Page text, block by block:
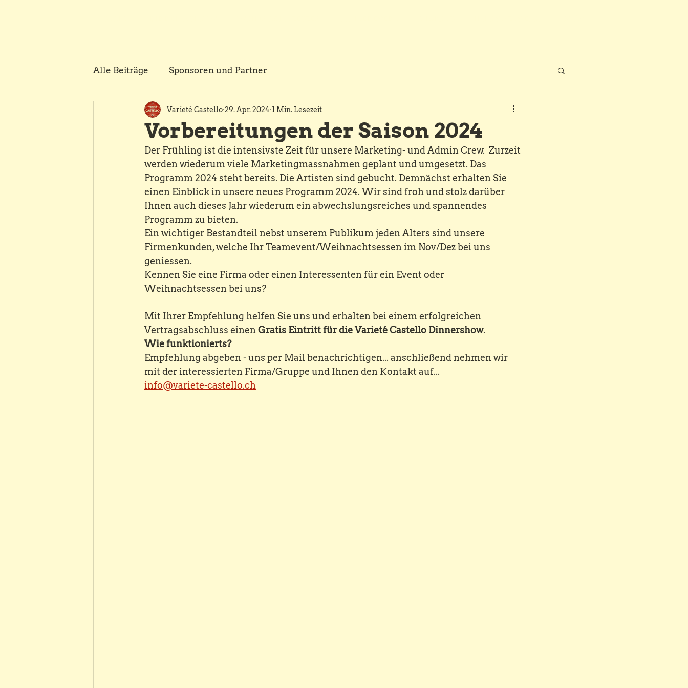
Alle Beiträge Sponsoren und Partner
Vorbereitungen der Saison 2024
Varieté Castello 29. Apr. 2024 1 Min. Lesezeit
Der Frühling ist die intensivste Zeit für unsere Marketing- und Admin Crew.  Zurzeit
werden wiederum viele Marketingmassnahmen geplant und umgesetzt. Das
Programm 2024 steht bereits. Die Artisten sind gebucht. Demnächst erhalten Sie
einen Einblick in unsere neues Programm 2024. Wir sind froh und stolz darüber
Ihnen auch dieses Jahr wiederum ein abwechslungsreiches und spannendes
Programm zu bieten.
Ein wichtiger Bestandteil nebst unserem Publikum jeden Alters sind unsere
Firmenkunden, welche Ihr Teamevent/Weihnachtsessen im Nov/Dez bei uns
geniessen.
Kennen Sie eine Firma oder einen Interessenten für ein Event oder
Weihnachtsessen bei uns?
Mit Ihrer Empfehlung helfen Sie uns und erhalten bei einem erfolgreichen
Vertragsabschluss einen Gratis Eintritt für die Varieté Castello Dinnershow.
Wie funktionierts?
Empfehlung abgeben - uns per Mail benachrichtigen... anschließend nehmen wir
mit der interessierten Firma/Gruppe und Ihnen den Kontakt auf...
info@variete-castello.ch